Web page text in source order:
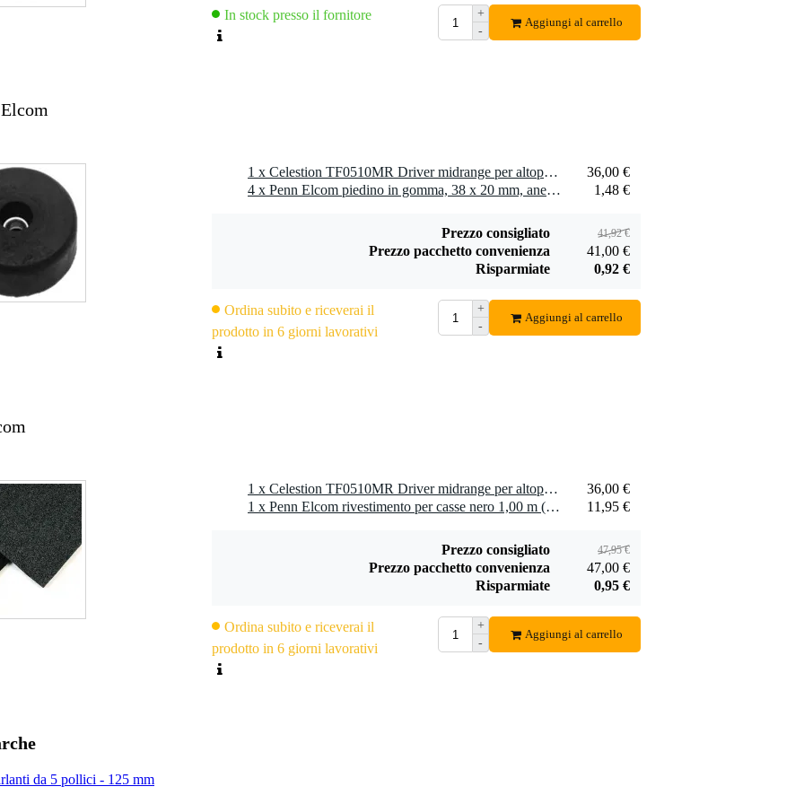
singola): 170 x 180 x 70 mm
1,7 kg
Penn Elcom
In stock presso il fornitore
+
-
Aggiungi al carrello
1 x Celestion TF0510MR Driver midrange per altoparlanti, 8 Ohm
36,00 €
4 x Penn Elcom piedino in gomma, 38 x 20 mm, anello in acciaio
1,48 €
Prezzo consigliato 41,92 €
Prezzo pacchetto convenienza
41,00 €
Risparmiate
0,92 €
Ordina subito e riceverai il
prodotto in 6 giorni lavorativi
+
-
Aggiungi al carrello
1 x Celestion TF0510MR Driver midrange per altoparlanti, 8 Ohm
36,00 €
1 x Penn Elcom rivestimento per casse nero 1,00 m (largo 1,83 m)
11,95 €
Prezzo consigliato 47,95 €
Prezzo pacchetto convenienza
47,00 €
Risparmiate
0,95 €
Ordina subito e riceverai il
prodotto in 6 giorni lavorativi
+
-
Aggiungi al carrello
da 5 pollici - 125 mm